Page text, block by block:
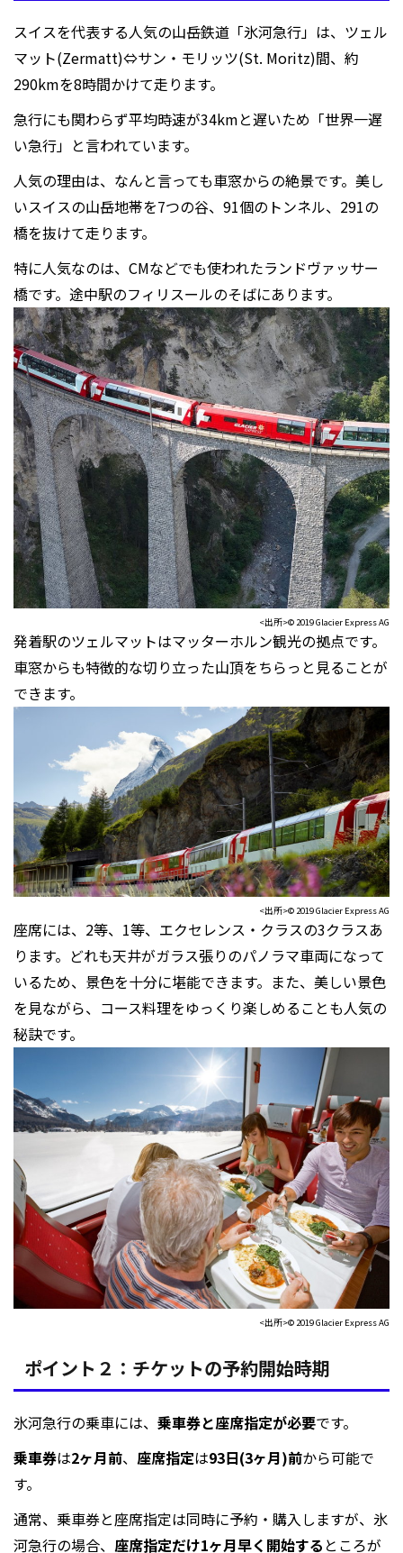
スイスを代表する人気の山岳鉄道「氷河急行」は、ツェル
マット(Zermatt)⇔サン・モリッツ(St. Moritz)間、約
290kmを8時間かけて走ります。
急行にも関わらず平均時速が34kmと遅いため「世界一遅
い急行」と言われています。
人気の理由は、なんと言っても車窓からの絶景です。美し
いスイスの山岳地帯を7つの谷、91個のトンネル、291の
橋を抜けて走ります。
特に人気なのは、CMなどでも使われたランドヴァッサー
橋です。途中駅のフィリスールのそばにあります。
<出所>© 2019 Glacier Express AG
発着駅のツェルマットはマッターホルン観光の拠点です。
車窓からも特徴的な切り立った山頂をちらっと見ることが
できます。
<出所>© 2019 Glacier Express AG
座席には、2等、1等、エクセレンス・クラスの3クラスあ
ります。どれも天井がガラス張りのパノラマ車両になって
いるため、景色を十分に堪能できます。また、美しい景色
を見ながら、コース料理をゆっくり楽しめることも人気の
秘訣です。
<出所>© 2019 Glacier Express AG
ポイント２：チケットの予約開始時期
氷河急行の乗車には、 乗車券と座席指定が必要です。
乗車券は2ヶ月前、 座席指定は93日(3ヶ月)前から可能で
す。
通常、乗車券と座席指定は同時に予約・購入しますが、氷
河急行の場合、 座席指定だけ1ヶ月早く開始する ところが